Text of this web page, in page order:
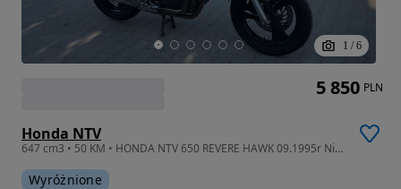
1 / 6
Honda NTV
647 cm3 • 50 KM • HONDA NTV 650 REVERE HAWK 09.1995r Niemcy Szyba Kufer okazja
Wyróżnione
5 850 PLN